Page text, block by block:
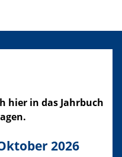
hier in das Jahrbuch
2026